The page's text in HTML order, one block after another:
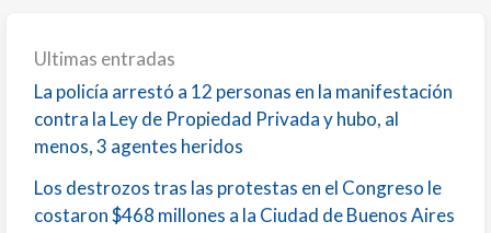
Ultimas entradas
La policía arrestó a 12 personas en la manifestación
contra la Ley de Propiedad Privada y hubo, al
menos, 3 agentes heridos
Los destrozos tras las protestas en el Congreso le
costaron $468 millones a la Ciudad de Buenos Aires